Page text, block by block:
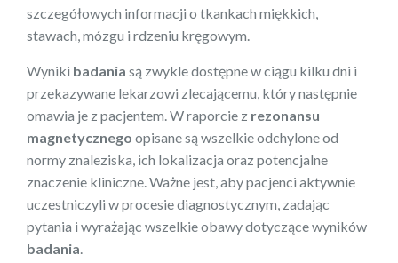
szczegółowych informacji o tkankach miękkich,
stawach, mózgu i rdzeniu kręgowym.
Wyniki badania są zwykle dostępne w ciągu kilku dni i
przekazywane lekarzowi zlecającemu, który następnie
omawia je z pacjentem. W raporcie z rezonansu
magnetycznego opisane są wszelkie odchylone od
normy znaleziska, ich lokalizacja oraz potencjalne
znaczenie kliniczne. Ważne jest, aby pacjenci aktywnie
uczestniczyli w procesie diagnostycznym, zadając
pytania i wyrażając wszelkie obawy dotyczące wyników
badania